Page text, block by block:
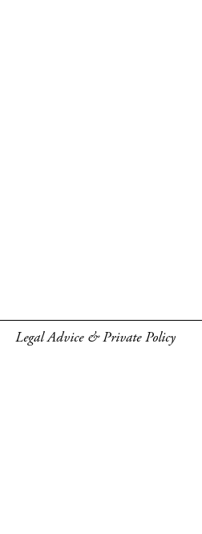
Legal Advice & Private Policy